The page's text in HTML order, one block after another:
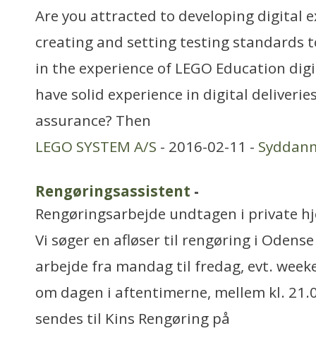
Are you attracted to developing digital
creating and setting testing standards
in the experience of LEGO Education
have solid experience in digital
assurance? Then
LEGO SYSTEM A/S - 2016-02-11 -
Rengøringsassistent -
Rengøringsarbejde undtagen i private
Vi søger en afløser til rengøring i
arbejde fra mandag til fredag, evt.
om dagen i aftentimerne, mellem kl.
sendes til Kins Rengøring på